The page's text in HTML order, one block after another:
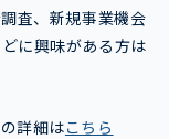
査、新規事業機会
に興味がある方は
詳細はこちら